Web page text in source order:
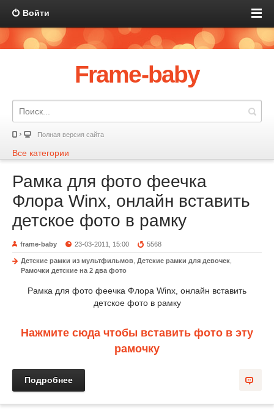
Войти
Frame-baby
Полная версия сайта
Все категории
Рамка для фото феечка
Флора Winx, онлайн вставить
детское фото в рамку
frame-baby 23-03-2011, 15:00 5568
Детские рамки из мультфильмов Детские рамки для девочек
Рамочки детские на 2 два фото
Рамка для фото феечка Флора Winx, онлайн вставить
детское фото в рамку
Нажмите сюда чтобы вставить фото в эту
рамочку
Подробнее